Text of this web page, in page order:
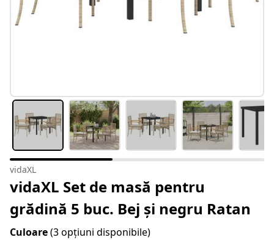
vidaXL
vidaXL Set de masă pentru
grădină 5 buc. Bej și negru Ratan
Culoare(3 opțiuni disponibile)